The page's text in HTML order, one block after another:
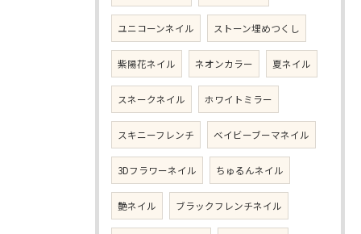
ユニコーンネイル ストーン埋めつくし
紫陽花ネイル ネオンカラー 夏ネイル
スネークネイル ホワイトミラー
スキニーフレンチ ベイビーブーマネイル
3Dフラワーネイル ちゅるんネイル
艶ネイル ブラックフレンチネイル